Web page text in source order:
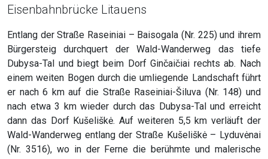
Eisenbahnbrücke Litauens
Entlang der Straße Raseiniai – Baisogala (Nr. 225) und ihrem
Bürgersteig durchquert der Wald-Wanderweg das tiefe
Dubysa-Tal und biegt beim Dorf Ginčaičiai rechts ab. Nach
einem weiten Bogen durch die umliegende Landschaft führt
er nach 6 km auf die Straße Raseiniai-Šiluva (Nr. 148) und
nach etwa 3 km wieder durch das Dubysa-Tal und erreicht
dann das Dorf Kušeliškė. Auf weiteren 5,5 km verläuft der
Wald-Wanderweg entlang der Straße Kušeliškė – Lyduvėnai
(Nr. 3516), wo in der Ferne die berühmte und malerische